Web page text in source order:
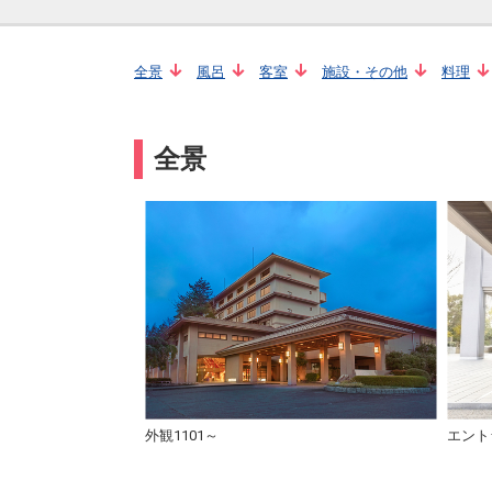
全景 風呂 客室 施設・その他 料理
全景
外観1101～ エン